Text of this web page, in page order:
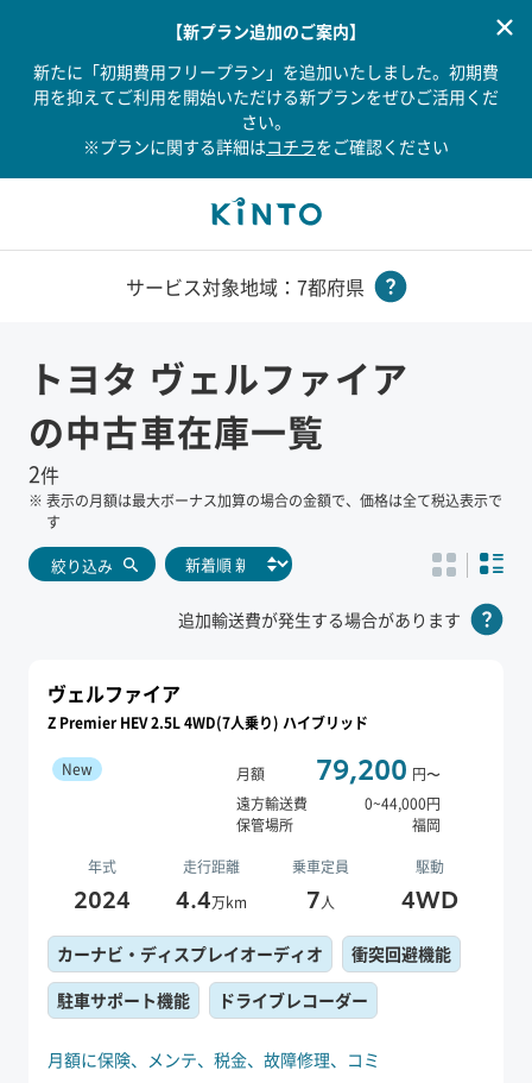
【新プラン追加のご案内】
新たに「初期費用フリープラン」を追加いたしました。初期費
用を抑えてご利用を開始いただける新プランをぜひご活用くだ
さい。
※プランに関する詳細はコチラをご確認ください
サービス対象地域：7都府県
トヨタ ヴェルファイア
の中古車在庫一覧
2件
※ 表示の月額は最大ボーナス加算の場合の金額で、価格は全て税込表示で
す
絞り込み
追加輸送費が発生する場合があります
ヴェルファイア
Z Premier HEV 2.5L 4WD(7人乗り) ハイブリッド
New 月額 79,200 円〜
遠方輸送費
0~44,000円
保管場所
福岡
年式 走行距離 乗車定員 駆動
2024 4.4万km 7人 4WD
月額に保険、 メンテ、 税金、 故障修理、 コミ
カーナビ・ディスプレイオーディオ
衝突回避機能
駐車サポート機能
ドライブレコーダー